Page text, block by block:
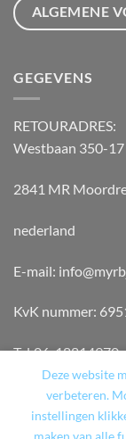
ALGEMENE
GEGEVENS
RETOURADRES:
Westbaan 350-17
2841 MR
nederland
E-mail:
KvK nummer:
Tel:06-18814970
Deze website
verbeteren.
instellingen
maken van alle